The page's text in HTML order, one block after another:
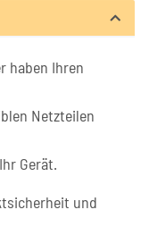
haben Ihren
Netzteilen
Gerät.
und